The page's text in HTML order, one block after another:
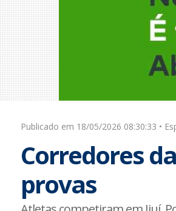
Publicado em 18/05/2026 08:30:33 •
Corredores
provas